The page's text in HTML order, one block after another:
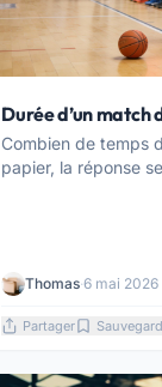
Durée d’un match
Combien de temps
papier, la réponse
Thomas·6 mai 2026
Partager